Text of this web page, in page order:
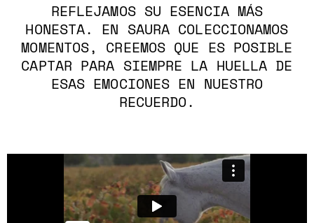
REFLEJAMOS SU ESENCIA MÁS
HONESTA. EN SAURA COLECCIONAMOS
MOMENTOS, CREEMOS QUE ES POSIBLE
CAPTAR PARA SIEMPRE LA HUELLA DE
ESAS EMOCIONES EN NUESTRO
RECUERDO.